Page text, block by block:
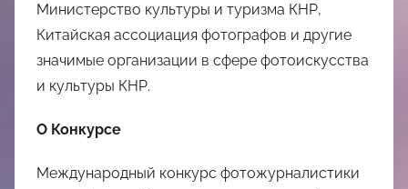
Министерство культуры и туризма КНР,
Китайская ассоциация фотографов и другие
значимые организации в сфере фотоискусства
и культуры КНР.
О Конкурсе
Международный конкурс фотожурналистики